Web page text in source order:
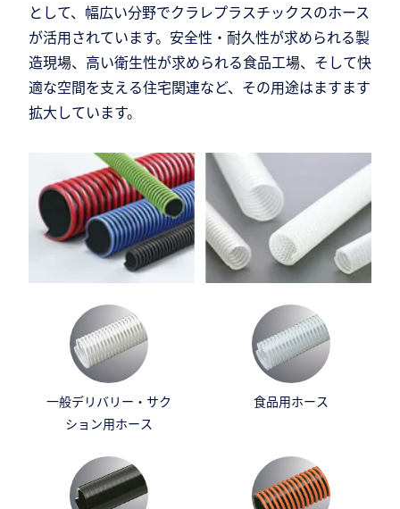
として、幅広い分野でクラレプラスチックスのホース
が活用されています。安全性・耐久性が求められる製
造現場、高い衛生性が求められる食品工場、そして快
適な空間を支える住宅関連など、その用途はますます
拡大しています。
一般デリバリー・サク
ション用ホース
食品用ホース